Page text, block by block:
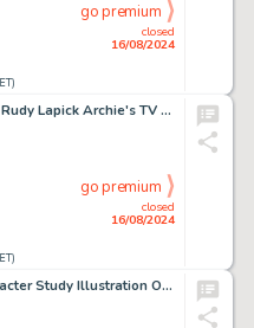
closed
16/08/2024
go premium
Stan Goldberg and Rudy Lapick Archie's TV Laugh-Out #54 Complete 6-Page Story "Pack Up Your Troubles" Original Art (Archie, 1977). (Total: 6 Original Art)
closed
16/08/2024
go premium
Archie Artist - Character Study Illustration Original Art (undated).